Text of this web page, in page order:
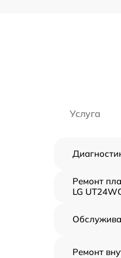
Услуга
Ремонт
LG
Ремонт